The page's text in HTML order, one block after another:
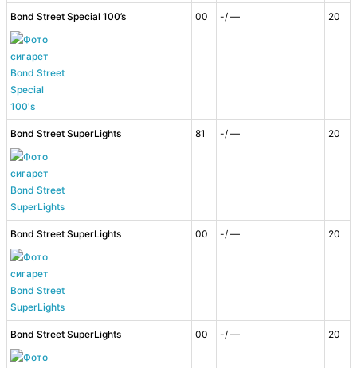
Bond Street Special 100’s 00 -/ — 20
Bond Street SuperLights 81 -/ — 20
Bond Street SuperLights 00 -/ — 20
Bond Street SuperLights 00 -/ — 20